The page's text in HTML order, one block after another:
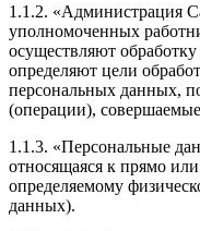
1.1.2. «Администрация
уполномоченных
осуществляют
определяют цели
персональных данных,
(операции),
1.1.3. «Персональные
относящаяся к прямо
определяемому
данных).